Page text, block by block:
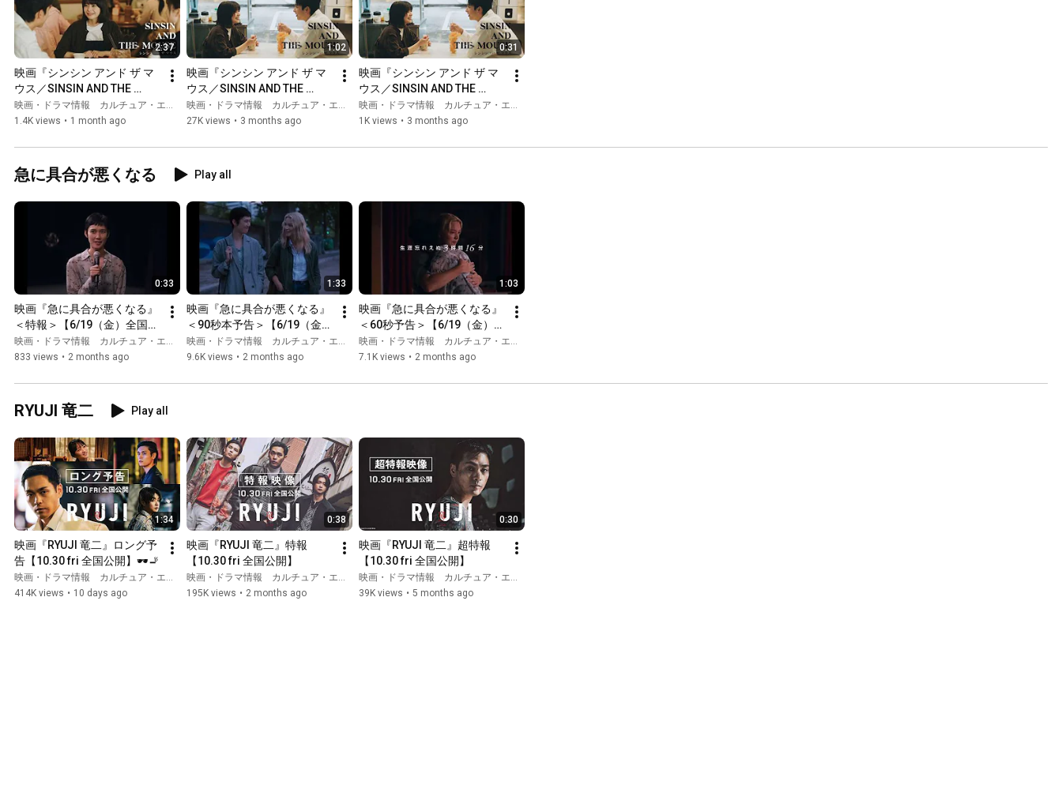
2:37
映画『シンシン アンド ザ マ
ウス／SINSIN AND THE
MOUSE』本編映像～初めて
の出逢い～
映画・ドラマ情報 カルチュア・エンタテインメント
1.4K views • 1 month ago
1:02
映画『シンシン アンド ザ マ
ウス／SINSIN AND THE
MOUSE』予告編
映画・ドラマ情報 カルチュア・エンタテインメント
27K views • 3 months ago
0:31
映画『シンシン アンド ザ マ
ウス／SINSIN AND THE
MOUSE』30秒予告編
映画・ドラマ情報 カルチュア・エンタテインメント
1K views • 3 months ago
急に具合が悪くなる Play all
0:33
映画『急に具合が悪くなる』
＜特報＞【6/19（金）全国ロ
ードショー】
映画・ドラマ情報 カルチュア・エンタテインメント
833 views • 2 months ago
1:33
映画『急に具合が悪くなる』
＜90秒本予告＞【6/19（金）
全国ロードショー】
映画・ドラマ情報 カルチュア・エンタテインメント
9.6K views • 2 months ago
1:03
映画『急に具合が悪くなる』
＜60秒予告＞【6/19（金）全
国ロードショー】
映画・ドラマ情報 カルチュア・エンタテインメント
7.1K views • 2 months ago
RYUJI 竜二 Play all
1:34
映画『RYUJI 竜二』ロング予
告【10.30 fri 全国公開】🕶️🚬
映画・ドラマ情報 カルチュア・エンタテインメント
414K views • 10 days ago
0:38
映画『RYUJI 竜二』特報
【10.30 fri 全国公開】
映画・ドラマ情報 カルチュア・エンタテインメント
195K views • 2 months ago
0:30
映画『RYUJI 竜二』超特報
【10.30 fri 全国公開】
映画・ドラマ情報 カルチュア・エンタテインメント
39K views • 5 months ago